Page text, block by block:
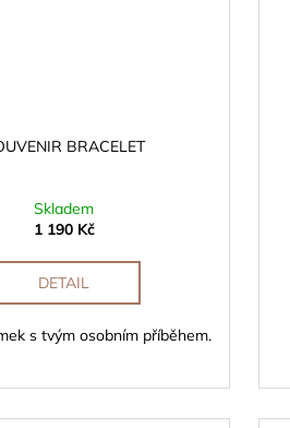
BRACELET
Skladem
1 190 Kč
DETAIL
s tvým osobním příběhem.